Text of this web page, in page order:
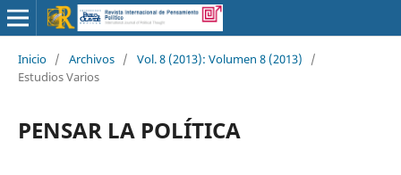
Inicio / Archivos / Vol. 8 (2013): Volumen 8 (2013)
/
Estudios Varios
PENSAR LA POLÍTICA